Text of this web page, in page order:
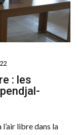
: les
libre dans la